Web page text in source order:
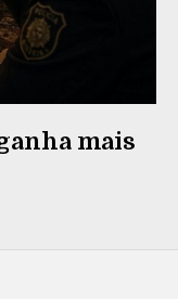
mais